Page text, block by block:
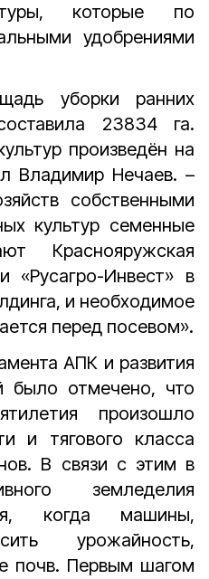
которые по
удобрениями
уборки ранних
23834 га.
произведён на
Владимир Нечаев. –
собственными
культур семенные
Краснояружская
«Русагро-Инвест» в
и необходимое
перед посевом».
АПК и развития
было отмечено, что
произошло
и тягового класса
В связи с этим в
земледелия
когда машины,
урожайность,
почв. Первым шагом